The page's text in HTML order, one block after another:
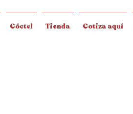
Cóctel Tienda Cotiza aquí